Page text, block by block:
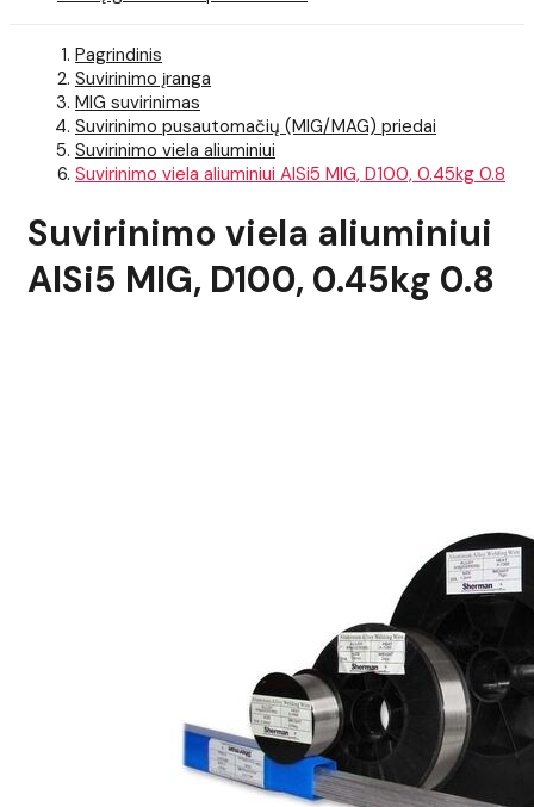
Pagrindinis
Suvirinimo įranga
MIG suvirinimas
Suvirinimo pusautomačių (MIG/MAG) priedai
Suvirinimo viela aliuminiui
Suvirinimo viela aliuminiui AlSi5 MIG, D100, 0.45kg 0.8
Suvirinimo viela aliuminiui
AlSi5 MIG, D100, 0.45kg 0.8